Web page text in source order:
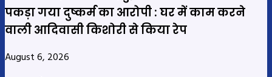
पकड़ा गया दुष्कर्म का आरोपी : घर में काम करने
वाली आदिवासी किशोरी से किया रेप
August 6, 2026